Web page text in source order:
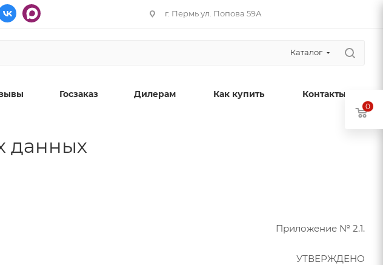
г. Пермь ул. Попова 59А
Каталог
Госзаказ Дилерам Как купить Контакты
данных
Приложение № 2.1.
УТВЕРЖДЕНО
0